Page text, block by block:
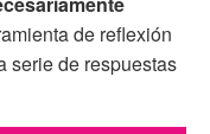
de reflexión
serie de respuestas